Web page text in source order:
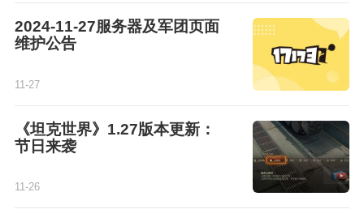
2024-11-27服务器及军团页面
维护公告
11-27
《坦克世界》1.27版本更新：
节日来袭
11-26